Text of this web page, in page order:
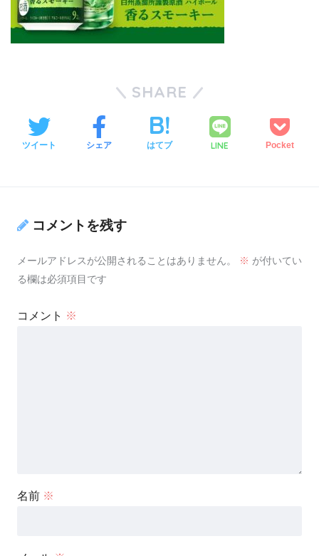
SHARE
ツイート シェア はてブ LINE Pocket
コメントを残す
メールアドレスが公開されることはありません。 ※ が付いてい
る欄は必須項目です
コメント ※
名前 ※